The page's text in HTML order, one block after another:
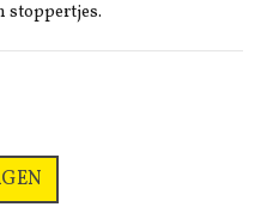
stoppertjes.